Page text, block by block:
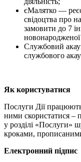
єМалятко —
свідоцтва про
замовити до 7
Службовий
службового
Як користуватися
Послуги Дії
ними скористатися –
у розділі «Послуги»
кроками,
Електронний підпис